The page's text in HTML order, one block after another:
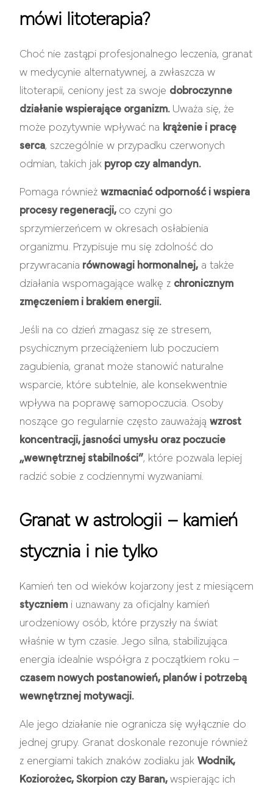
mówi litoterapia?
Choć nie zastąpi profesjonalnego leczenia, granat
w medycynie alternatywnej, a zwłaszcza w
litoterapii, ceniony jest za swoje dobroczynne
działanie wspierające organizm. Uważa się, że
może pozytywnie wpływać na krążenie i pracę
serca, szczególnie w przypadku czerwonych
odmian, takich jak pyrop czy almandyn.
Pomaga również wzmacniać odporność i wspiera
procesy regeneracji, co czyni go
sprzymierzeńcem w okresach osłabienia
organizmu. Przypisuje mu się zdolność do
przywracania równowagi hormonalnej, a także
działania wspomagające walkę z chronicznym
zmęczeniem i brakiem energii.
Jeśli na co dzień zmagasz się ze stresem,
psychicznym przeciążeniem lub poczuciem
zagubienia, granat może stanowić naturalne
wsparcie, które subtelnie, ale konsekwentnie
wpływa na poprawę samopoczucia. Osoby
noszące go regularnie często zauważają wzrost
koncentracji, jasności umysłu oraz poczucie
„wewnętrznej stabilności”, które pozwala lepiej
radzić sobie z codziennymi wyzwaniami.
Granat w astrologii – kamień
stycznia i nie tylko
Kamień ten od wieków kojarzony jest z miesiącem
styczniem i uznawany za oficjalny kamień
urodzeniowy osób, które przyszły na świat
właśnie w tym czasie. Jego silna, stabilizująca
energia idealnie współgra z początkiem roku –
czasem nowych postanowień, planów i potrzebą
wewnętrznej motywacji.
Ale jego działanie nie ogranicza się wyłącznie do
jednej grupy. Granat doskonale rezonuje również
z energiami takich znaków zodiaku jak Wodnik,
Koziorożec, Skorpion czy Baran, wspierając ich